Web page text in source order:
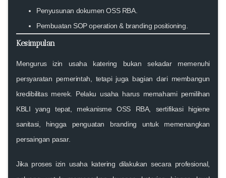
Penyusunan dokumen OSS RBA.
Pembuatan SOP operation & branding positioning.
Kesimpulan
Mengurus izin usaha katering bukan sekadar memenuhi
persyaratan pemerintah, tetapi juga bagian dari membangun
kredibilitas merek. Pelaku usaha harus memahami pemilihan
KBLI yang tepat, mekanisme OSS RBA, sertifikasi higiene
sanitasi, hingga penguatan branding untuk memenangkan
persaingan pasar.
Jika proses izin usaha katering dilakukan secara profesional,